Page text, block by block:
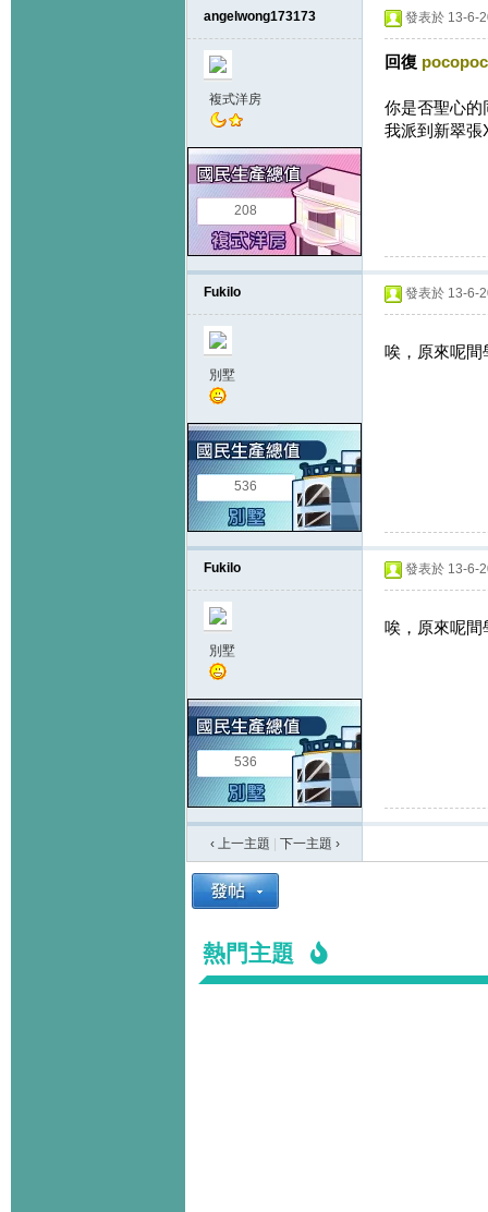
angelwong173173
複式洋房
208
發表於 13-6-
回復
你是否聖心的
我派到新翠張
Fukilo
別墅
536
發表於 13-6-
唉，原來呢間
Fukilo
別墅
536
發表於 13-6-
唉，原來呢間
‹ 上一主題 下一主題 ›
熱門主題